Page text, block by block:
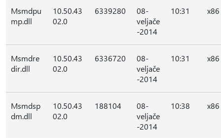
Msmdpu
mp.dll
10.50.43
02.0
6339280
08-
veljače
-2014
10:31 x86
Msmdre
dir.dll
10.50.43
02.0
6336720
08-
veljače
-2014
10:31 x86
Msmdsp
dm.dll
10.50.43
02.0
188104
08-
veljače
-2014
10:38 x86